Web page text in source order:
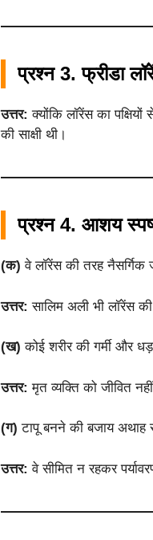
प्रश्न 3. फ्रीडा
उत्तर: क्योंकि लॉरेंस का
की साक्षी थी।
प्रश्न 4. आशय
(क) वे लॉरेंस की तरह नैसर्गिक
उत्तर: सालिम अली भी लॉरेंस
(ख) कोई शरीर की गर्मी और
उत्तर: मृत व्यक्ति को जीवित
(ग) टापू बनने की बजाय अथाह
उत्तर: वे सीमित न रहकर